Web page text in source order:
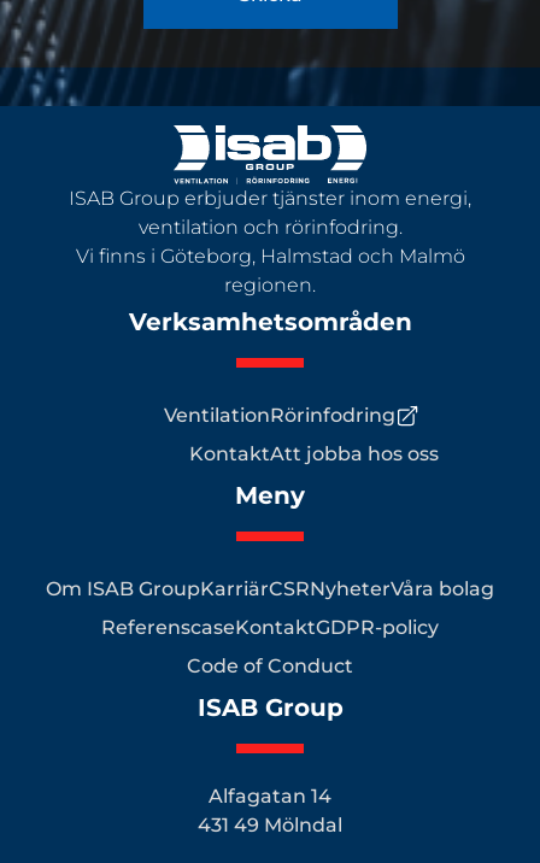
ISAB Group erbjuder tjänster inom energi,
ventilation och rörinfodring.
Vi finns i Göteborg, Halmstad och Malmö
regionen.
Verksamhetsområden
VentilationRörinfodring
KontaktAtt jobba hos oss
Meny
Om ISAB GroupKarriärCSRNyheterVåra bolag
ReferenscaseKontaktGDPR-policy
Code of Conduct
ISAB Group
Alfagatan 14
431 49 Mölndal